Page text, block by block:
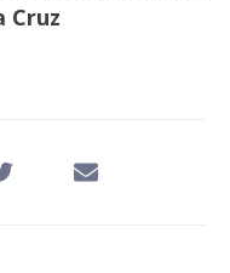
Cruz